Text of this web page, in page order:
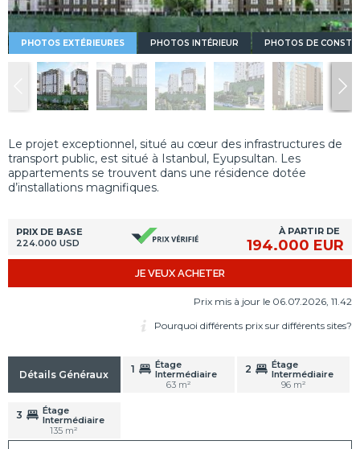
PHOTOS EXTÉRIEURES PHOTOS INTÉRIEUR PHOTOS DE
Le projet exceptionnel, situé au cœur des infrastructures de
transport public, est situé à Istanbul, Eyupsultan. Les
appartements se trouvent dans une résidence dotée
d’installations magnifiques.
PRIX DE BASE
224.000 USD
À PARTIR DE
194.000 EUR
JE VEUX ACHETER
Prix mis à jour le 06.07.2026, 11.42
Pourquoi différents prix sur différents sites?
Détails Généraux 1
Étage
Intermédiaire
63 m²
2
Étage
Intermédiaire
96 m²
3
Étage
Intermédiaire
135 m²